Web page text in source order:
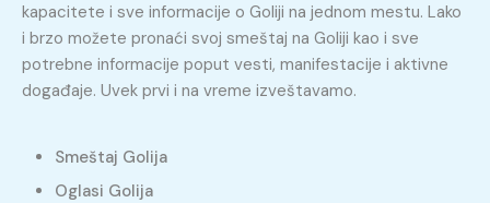
kapacitete i sve informacije o Goliji na jednom mestu. Lako
i brzo možete pronaći svoj smeštaj na Goliji kao i sve
potrebne informacije poput vesti, manifestacije i aktivne
događaje. Uvek prvi i na vreme izveštavamo.
Smeštaj Golija
Oglasi Golija